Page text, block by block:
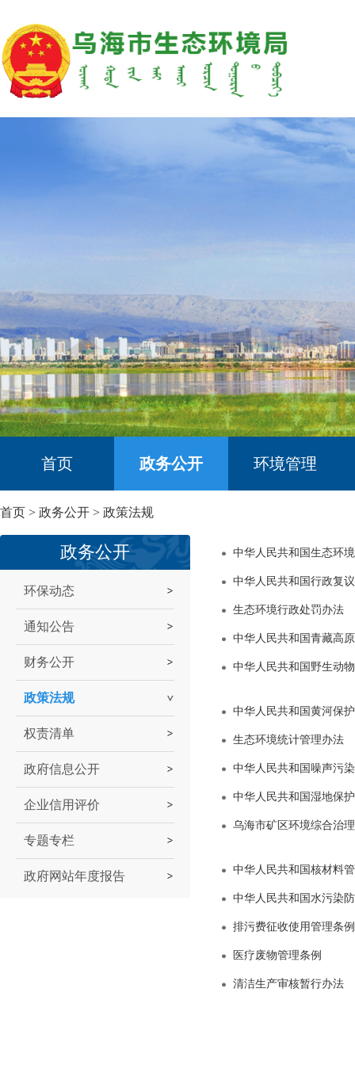
首页 政务公开 环境管理
首页 > 政务公开 > 政策法规
政务公开
环保动态
通知公告
财务公开
政策法规
权责清单
政府信息公开
企业信用评价
专题专栏
政府网站年度报告
中华人民共和国生态环
中华人民共和国行政复
生态环境行政处罚办法
中华人民共和国青藏高
中华人民共和国野生动
中华人民共和国黄河保
生态环境统计管理办法
中华人民共和国噪声污
中华人民共和国湿地保
乌海市矿区环境综合治
中华人民共和国核材料
中华人民共和国水污染
排污费征收使用管理条例
医疗废物管理条例
清洁生产审核暂行办法